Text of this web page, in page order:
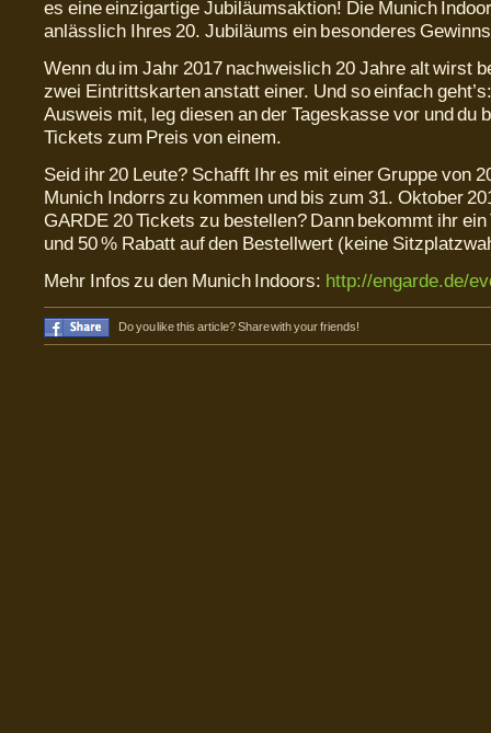
es eine einzigartige Jubiläumsaktion! Die Munich
anlässlich Ihres 20. Jubiläums ein besonderes
Wenn du im Jahr 2017 nachweislich 20 Jahre alt wirst
zwei Eintrittskarten anstatt einer. Und so einfach
Ausweis mit, leg diesen an der Tageskasse vor und du
Tickets zum Preis von einem.
Seid ihr 20 Leute? Schafft Ihr es mit einer Gruppe von
Munich Indorrs zu kommen und bis zum 31. Oktober
GARDE 20 Tickets zu bestellen? Dann bekommt ihr
und 50 % Rabatt auf den Bestellwert (keine
Mehr Infos zu den Munich Indoors: http://engarde.de/
Do you like this article? Share with your friends!